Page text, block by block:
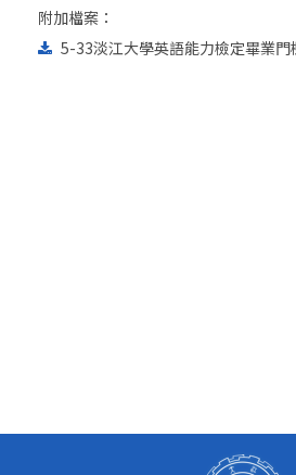
附加檔案：
5-33淡江大學英語能力檢定畢業